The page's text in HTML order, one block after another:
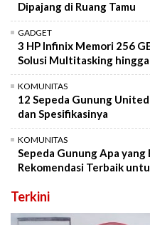
Dipajang di Ruang Tamu
GADGET
3 HP Infinix Memori 256
Solusi Multitasking
KOMUNITAS
12 Sepeda Gunung
dan Spesifikasinya
KOMUNITAS
Sepeda Gunung Apa yang
Rekomendasi Terbaik
Terkini